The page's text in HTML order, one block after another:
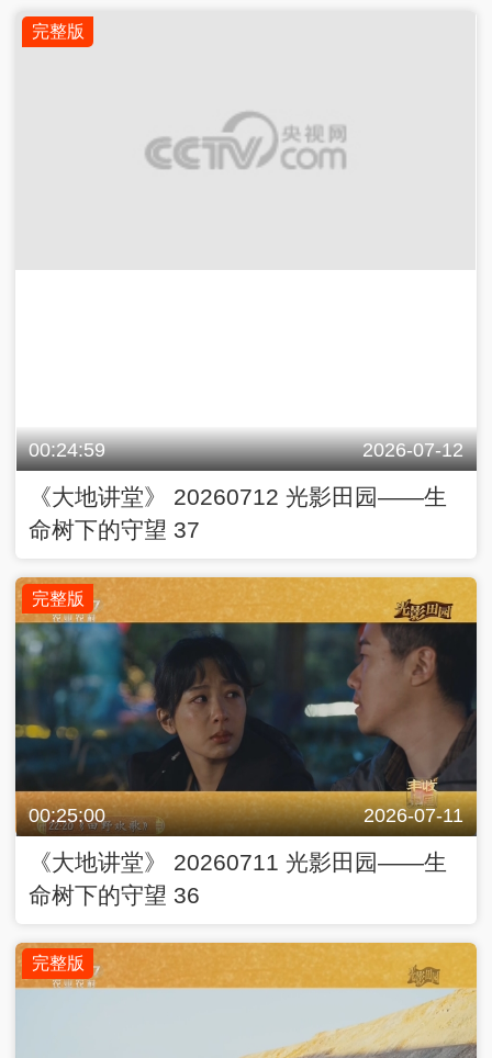
完整版
00:25:00 2026-07-11
《大地讲堂》 20260711 光影田园——生
命树下的守望 36
完整版
00:24:59 2026-07-10
《大地讲堂》 20260710 光影田园——生